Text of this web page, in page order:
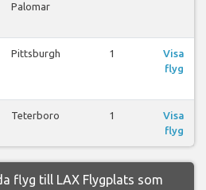
Palomar
Pittsburgh 1
Visa
flyg
Teterboro 1
Visa
flyg
flyg till LAX Flygplats som